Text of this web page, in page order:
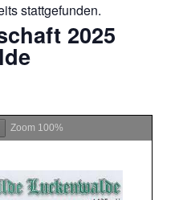
stattgefunden.
2025
Zoom 100%